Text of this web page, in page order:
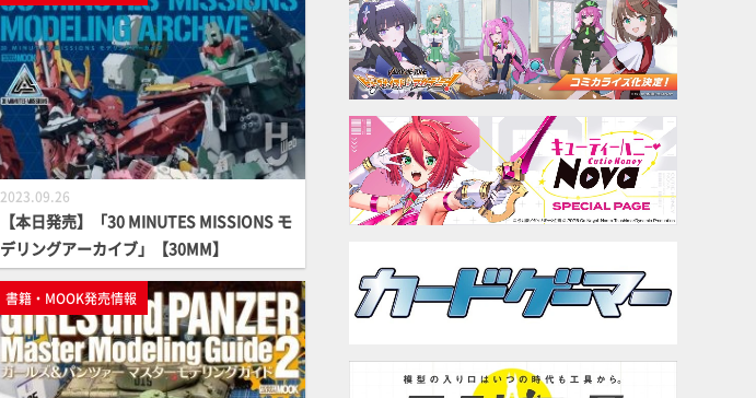
2023.09.26
【本日発売】「30 MINUTES MISSIONS モ
デリングアーカイブ」【30MM】
書籍・MOOK発売情報